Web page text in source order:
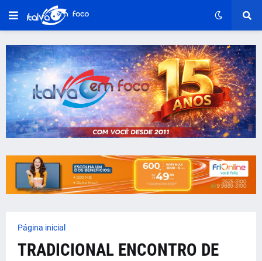
Página inicial
TRADICIONAL ENCONTRO DE